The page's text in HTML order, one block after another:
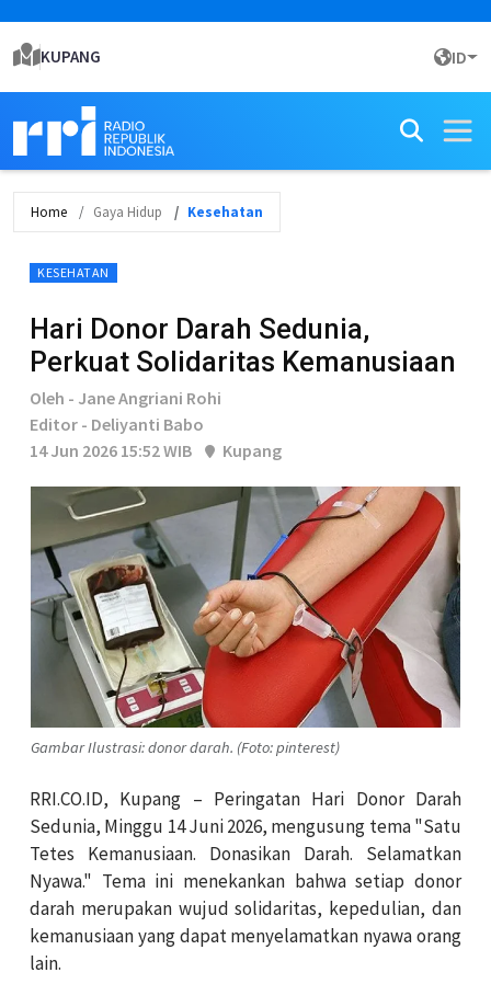
KUPANG ID
Home Gaya Hidup Kesehatan
KESEHATAN
Hari Donor Darah Sedunia,
Perkuat Solidaritas Kemanusiaan
Oleh - Jane Angriani Rohi
Editor - Deliyanti Babo
14 Jun 2026 15:52 WIB
Kupang
Gambar Ilustrasi: donor darah. (Foto: pinterest)
RRI.CO.ID, Kupang – Peringatan Hari Donor Darah
Sedunia, Minggu 14 Juni 2026, mengusung tema "Satu
Tetes Kemanusiaan. Donasikan Darah. Selamatkan
Nyawa." Tema ini menekankan bahwa setiap donor
darah merupakan wujud solidaritas, kepedulian, dan
kemanusiaan yang dapat menyelamatkan nyawa orang
lain.